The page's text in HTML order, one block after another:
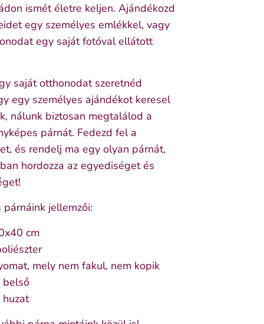
ismét életre keljen. Ajándékozd
egy személyes emlékkel, vagy
egy saját fotóval ellátott
saját otthonodat szeretnéd
egy személyes ajándékot keresel
nálunk biztosan megtalálod a
párnát. Fedezd fel a
és rendelj ma egy olyan párnát,
hordozza az egyediséget és
jellemzői:
cm
mely nem fakul, nem kopik
belső
huzat